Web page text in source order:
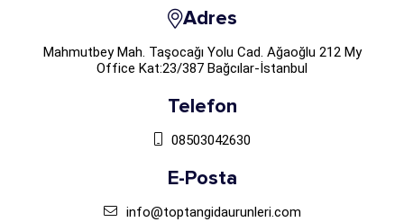
Adres
Mahmutbey Mah. Taşocağı Yolu Cad. Ağaoğlu 212 My
Office Kat:23/387 Bağcılar-İstanbul
Telefon
08503042630
E-Posta
info@toptangidaurunleri.com